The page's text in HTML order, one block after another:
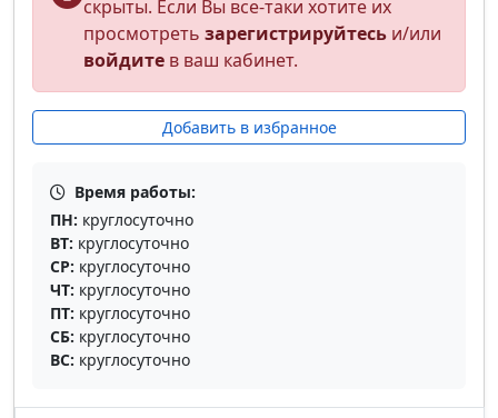
скрыты. Если Вы все-таки хотите их
просмотреть зарегистрируйтесь и/или
войдите в ваш кабинет.
Добавить в избранное
Время работы:
ПН: круглосуточно
ВТ: круглосуточно
СР: круглосуточно
ЧТ: круглосуточно
ПТ: круглосуточно
СБ: круглосуточно
ВС: круглосуточно